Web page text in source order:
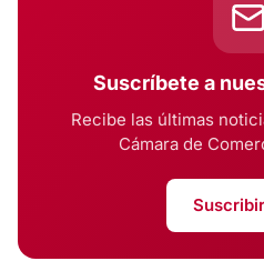
Suscríbete a
Recibe las últimas
Cámara de